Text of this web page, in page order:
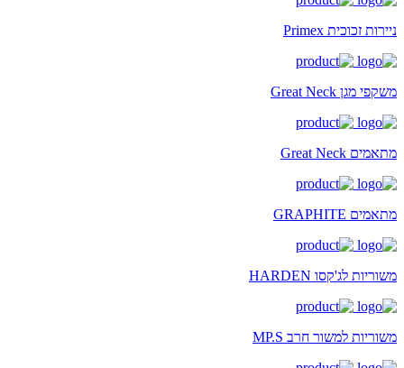
ניירות זכוכית Primex
משקפי מגן Great Neck
מתאמים Great Neck
מתאמים GRAPHITE
משוריות לג'קסו HARDEN
משוריות למשור חרב MP.S